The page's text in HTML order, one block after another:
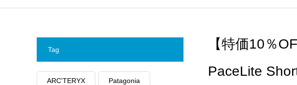
【特価10％
PaceLite
Tag
ARC'TERYX Patagonia